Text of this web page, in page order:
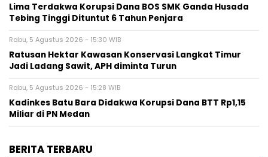
Lima Terdakwa Korupsi Dana BOS SMK Ganda Husada
Tebing Tinggi Dituntut 6 Tahun Penjara
Rabu, 5 Agustus 2026 - 15:30 WIB
Ratusan Hektar Kawasan Konservasi Langkat Timur
Jadi Ladang Sawit, APH diminta Turun
Rabu, 5 Agustus 2026 - 15:28 WIB
Kadinkes Batu Bara Didakwa Korupsi Dana BTT Rp1,15
Miliar di PN Medan
BERITA TERBARU